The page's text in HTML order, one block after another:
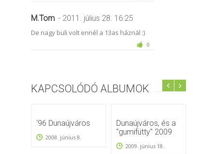
M.Tom - 2011. július 28. 16:25
De nagy buli volt ennél a 13as háznál :)
0
KAPCSOLÓDÓ ALBUMOK
'96 Dunaújváros
2008. június 8.
Dunaújváros, és a
"gumifütty" 2009
2009. június 18.